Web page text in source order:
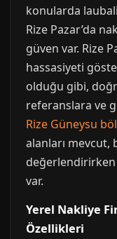
konularda
Rize Pazar’da
güven var. Rize
hassasiyeti
olduğu gibi,
referanslara ve
Rize Güneysu
alanları mevcut,
değerlendirirken
var.
Yerel Nakliye
Özellikleri